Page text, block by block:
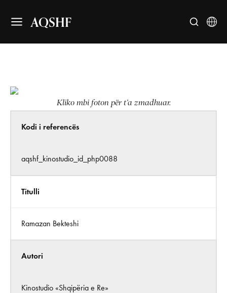
AQSHF
Kliko mbi foton për t’a zmadhuar.
Kodi i referencës
aqshf_kinostudio_id_php0088
Titulli
Ramazan Bekteshi
Autori
Kinostudio «Shqipëria e Re»